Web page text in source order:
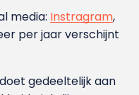
media: Instragram,
per jaar verschijnt
gedeeltelijk aan